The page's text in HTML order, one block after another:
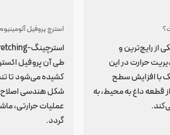
از رایج‌ترین و
حرارت در این
با افزایش سطح
قطعه داغ به محیط، به
طی آن پروفیل
کشیده می‌شود تا
شکل هندسی
عملیات حرارتی،
گردد.